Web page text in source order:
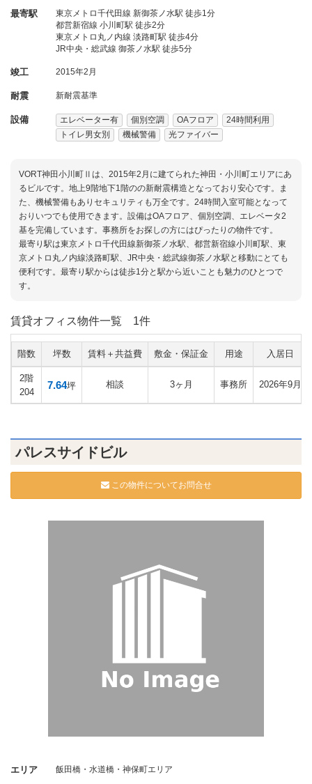
最寄駅
東京メトロ千代田線 新御茶ノ水駅 徒歩1分
都営新宿線 小川町駅 徒歩2分
東京メトロ丸ノ内線 淡路町駅 徒歩4分
JR中央・総武線 御茶ノ水駅 徒歩5分
竣工 2015年2月
耐震 新耐震基準
設備 エレベーター有 個別空調 OAフロア
24時間利用
トイレ男女別
機械警備 光ファイバー
VORT神田小川町Ⅱは、2015年2月に建てられた神田・小川町エリアにあ
るビルです。地上9階地下1階のの新耐震構造となっており安心です。ま
た、機械警備もありセキュリティも万全です。24時間入室可能となって
おりいつでも使用できます。設備はOAフロア、個別空調、エレベータ2
基を完備しています。事務所をお探しの方にはぴったりの物件です。
最寄り駅は東京メトロ千代田線新御茶ノ水駅、都営新宿線小川町駅、東
京メトロ丸ノ内線淡路町駅、JR中央・総武線御茶ノ水駅と移動にとても
便利です。最寄り駅からは徒歩1分と駅から近いことも魅力のひとつで
す。
賃貸オフィス物件一覧 1件
階数 坪数 賃料＋共益費 敷金・保証金 用途 入居日
2階
204
7.64坪 相談 3ヶ月 事務所 2026年9月
パレスサイドビル
この物件についてお問合せ
エリア 飯田橋・水道橋・神保町エリア